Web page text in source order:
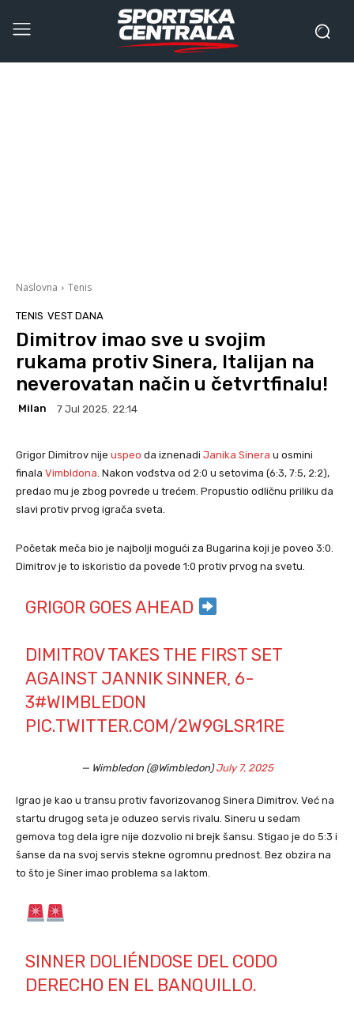
Naslovna Tenis
TENIS VEST DANA
Dimitrov imao sve u svojim
rukama protiv Sinera, Italijan na
neverovatan način u četvrtfinalu!
Milan 7 Jul 2025. 22:14
Grigor Dimitrov nije uspeo da iznenadi Janika Sinera u osmini
finala Vimbldona . Nakon vođstva od 2:0 u setovima (6:3, 7:5, 2:2),
predao mu je zbog povrede u trećem. Propustio odličnu priliku da
slavi protiv prvog igrača sveta.
Početak meča bio je najbolji mogući za Bugarina koji je poveo 3:0.
Dimitrov je to iskoristio da povede 1:0 protiv prvog na svetu.
GRIGOR GOES AHEAD
DIMITROV TAKES THE FIRST SET
AGAINST JANNIK SINNER, 6-
3#WIMBLEDON
PIC.TWITTER.COM/2W9GLSR1RE
— Wimbledon (@Wimbledon)July 7, 2025
Igrao je kao u transu protiv favorizovanog Sinera Dimitrov. Već na
startu drugog seta je oduzeo servis rivalu. Sineru u sedam
gemova tog dela igre nije dozvolio ni brejk šansu. Stigao je do 5:3 i
šanse da na svoj servis stekne ogromnu prednost. Bez obzira na
to što je Siner imao problema sa laktom.
SINNER DOLIÉNDOSE DEL CODO
DERECHO EN EL BANQUILLO.